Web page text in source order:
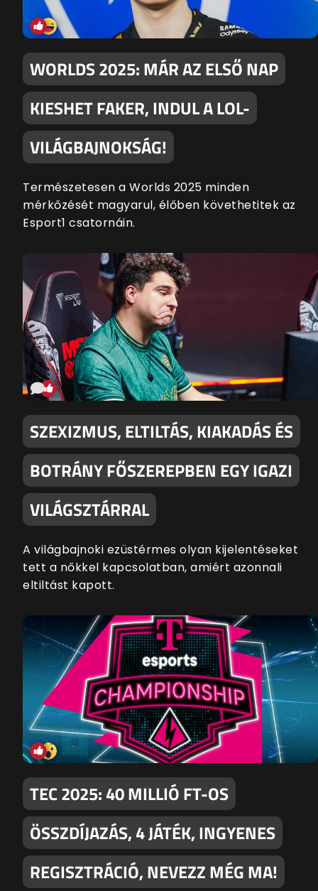
WORLDS 2025: MÁR AZ ELSŐ NAP
KIESHET FAKER, INDUL A LOL-
VILÁGBAJNOKSÁG!
Természetesen a Worlds 2025 minden
mérkőzését magyarul, élőben követhetitek az
Esport1 csatornáin.
SZEXIZMUS, ELTILTÁS, KIAKADÁS ÉS
BOTRÁNY FŐSZEREPBEN EGY IGAZI
VILÁGSZTÁRRAL
A világbajnoki ezüstérmes olyan kijelentéseket
tett a nőkkel kapcsolatban, amiért azonnali
eltiltást kapott.
TEC 2025: 40 MILLIÓ FT-OS
ÖSSZDÍJAZÁS, 4 JÁTÉK, INGYENES
REGISZTRÁCIÓ, NEVEZZ MÉG MA!